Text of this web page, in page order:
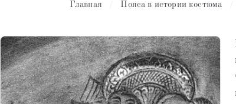
Главная Пояса в истории костюма